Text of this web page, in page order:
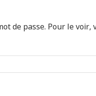
de passe. Pour le voir,